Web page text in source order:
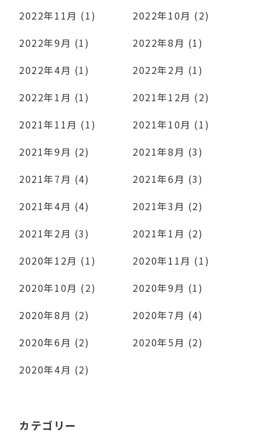
2022年11月 (1)
2022年10月 (2)
2022年9月 (1)
2022年8月 (1)
2022年4月 (1)
2022年2月 (1)
2022年1月 (1)
2021年12月 (2)
2021年11月 (1)
2021年10月 (1)
2021年9月 (2)
2021年8月 (3)
2021年7月 (4)
2021年6月 (3)
2021年4月 (4)
2021年3月 (2)
2021年2月 (3)
2021年1月 (2)
2020年12月 (1)
2020年11月 (1)
2020年10月 (2)
2020年9月 (1)
2020年8月 (2)
2020年7月 (4)
2020年6月 (2)
2020年5月 (2)
2020年4月 (2)
カテゴリー